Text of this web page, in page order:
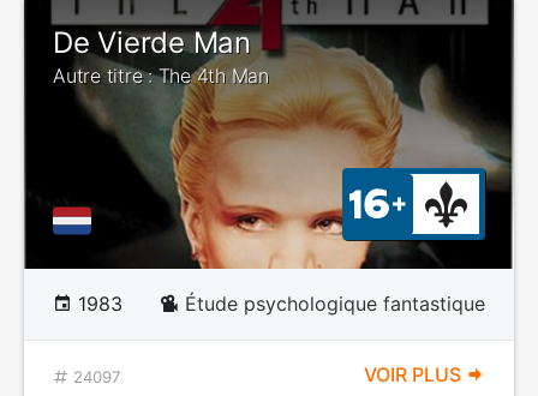
De Vierde Man
Autre titre : The 4th Man
1983 Étude psychologique fantastique
24097 VOIR PLUS